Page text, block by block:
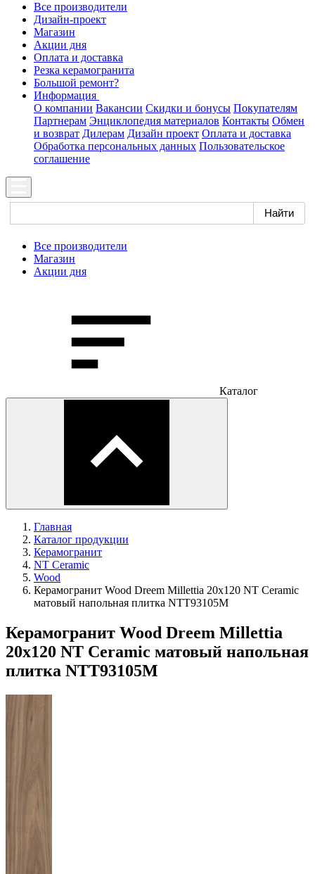
Все производители
Дизайн-проект
Магазин
Акции дня
Оплата и доставка
Резка керамогранита
Большой ремонт?
Информация
О компании Вакансии Скидки и бонусы Покупателям
Партнерам Энциклопедия материалов Контакты Обмен
и возврат Дилерам Дизайн проект Оплата и доставка
Обработка персональных данных Пользовательское
соглашение
Все производители
Магазин
Акции дня
Каталог
Главная
Каталог продукции
Керамогранит
NT Ceramic
Wood
Керамогранит Wood Dreem Millettia 20х120 NT Ceramic
матовый напольная плитка NTT93105M
Керамогранит Wood Dreem Millettia
20х120 NT Ceramic матовый напольная
плитка NTT93105M